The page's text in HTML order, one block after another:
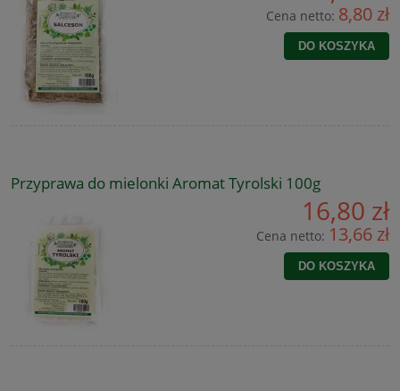
Cena netto: 8,80 zł
DO KOSZYKA
Przyprawa do mielonki Aromat Tyrolski 100g
16,80 zł
Cena netto: 13,66 zł
DO KOSZYKA